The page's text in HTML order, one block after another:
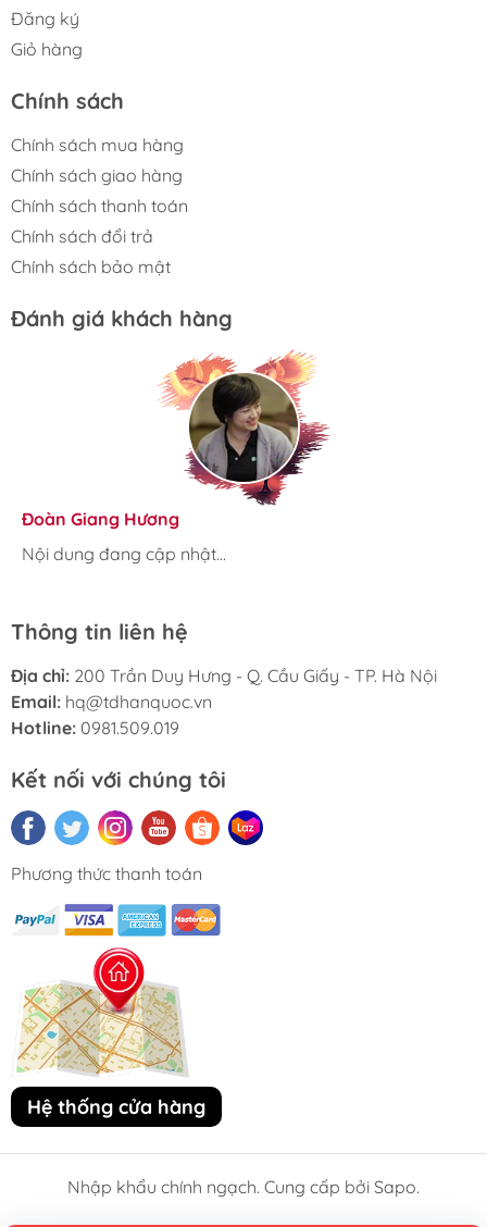
Đăng ký
Giỏ hàng
Chính sách
Chính sách mua hàng
Chính sách giao hàng
Chính sách thanh toán
Chính sách đổi trả
Chính sách bảo mật
Đánh giá khách hàng
Hương Suri
Nội dung đang cập nhật...
Đoàn Giang Hương
Nội dung đang cập nhật...
Ngọc Anh
Nội dung đang cập nhật...
Thông tin liên hệ
Địa chỉ: 200 Trần Duy Hưng - Q. Cầu Giấy - TP. Hà Nội
Email: hq@tdhanquoc.vn
Hotline: 0981.509.019
Kết nối với chúng tôi
Phương thức thanh toán
Hệ thống cửa hàng
Nhập khẩu chính ngạch. Cung cấp bởi Sapo.